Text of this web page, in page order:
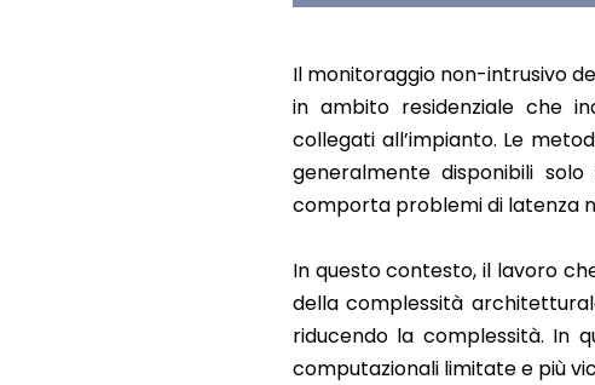
Il monitoraggio non-intrusivo
in ambito residenziale che
collegati all’impianto. Le
generalmente disponibili
comporta problemi di latenza
In questo contesto, il lavoro
della complessità
riducendo la complessità. In
computazionali limitate e più